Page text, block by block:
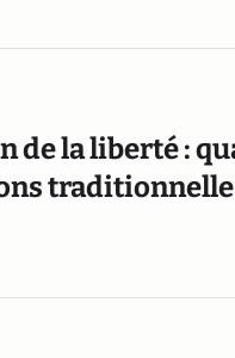
de la liberté :